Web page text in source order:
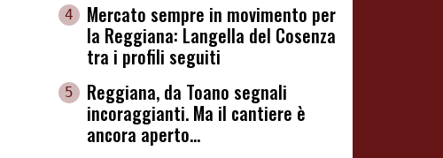
4
Mercato sempre in movimento per
la Reggiana: Langella del Cosenza
tra i profili seguiti
5
Reggiana, da Toano segnali
incoraggianti. Ma il cantiere è
ancora aperto...